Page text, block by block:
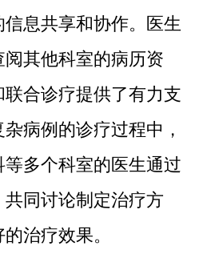
息共享和协作。医生
其他科室的病历资
合诊疗提供了有力支
病例的诊疗过程中，
多个科室的医生通过
同讨论制定治疗方
治疗效果。